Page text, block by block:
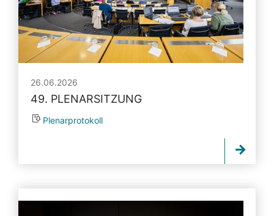
26.06.2026
49. PLENARSITZUNG
Plenarprotokoll